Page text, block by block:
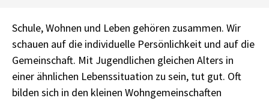
Schule, Wohnen und Leben gehören zusammen. Wir
schauen auf die individuelle Persönlichkeit und auf die
Gemeinschaft. Mit Jugendlichen gleichen Alters in
einer ähnlichen Lebenssituation zu sein, tut gut. Oft
bilden sich in den kleinen Wohngemeinschaften